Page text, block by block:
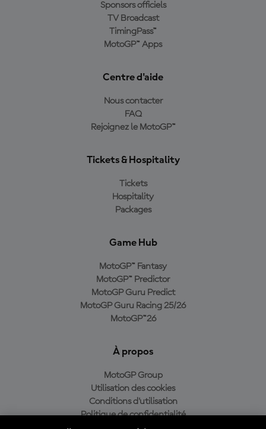
Sponsors officiels
TV Broadcast
TimingPass™
MotoGP™ Apps
Centre d'aide
Nous contacter
FAQ
Rejoignez le MotoGP™
Tickets & Hospitality
Tickets
Hospitality
Packages
Game Hub
MotoGP™ Fantasy
MotoGP™ Predictor
MotoGP Guru Predict
MotoGP Guru Racing 25/26
MotoGP™26
À propos
MotoGP Group
Utilisation des cookies
Conditions d'utilisation
Politique de confidentialité